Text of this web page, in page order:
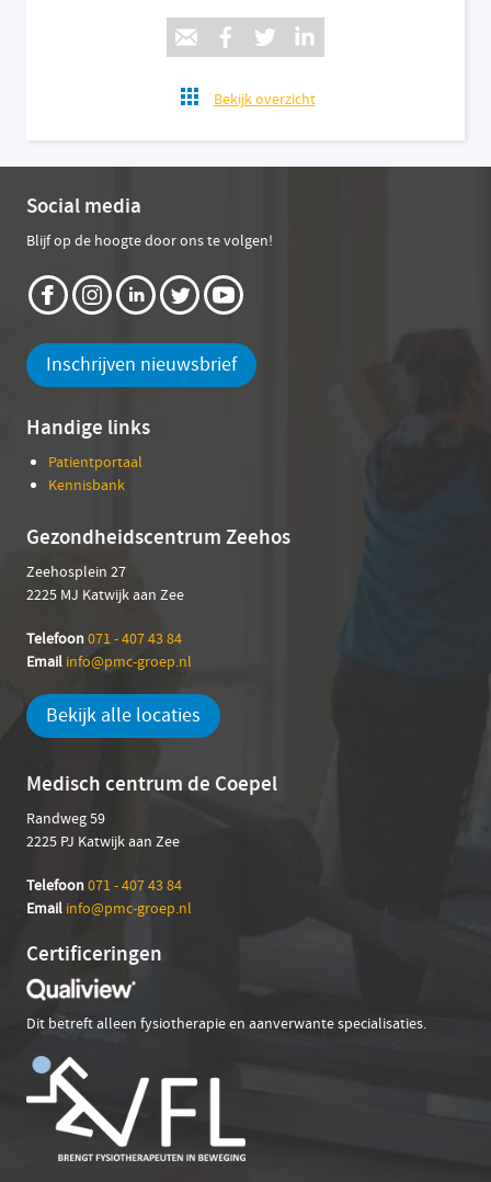
Bekijk overzicht
Social media
Blijf op de hoogte door ons te volgen!
Inschrijven nieuwsbrief
Handige links
Patientportaal
Kennisbank
Gezondheidscentrum Zeehos
Zeehosplein 27
2225 MJ Katwijk aan Zee
Telefoon071 - 407 43 84
Email info@pmc-groep.nl
Bekijk alle locaties
Medisch centrum de Coepel
Randweg 59
2225 PJ Katwijk aan Zee
Telefoon071 - 407 43 84
Email info@pmc-groep.nl
Certificeringen
Dit betreft alleen fysiotherapie en aanverwante specialisaties.